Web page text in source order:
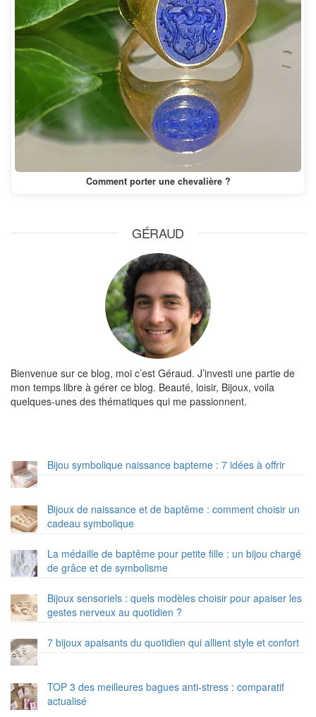
Comment porter une chevalière ?
GÉRAUD
Bienvenue sur ce blog, moi c’est Géraud. J’investi une partie de
mon temps libre à gérer ce blog. Beauté, loisir, Bijoux, voila
quelques-unes des thématiques qui me passionnent.
Bijou symbolique naissance bapteme : 7 idées à offrir
Bijoux de naissance et de baptême : comment choisir un
cadeau symbolique
La médaille de baptême pour petite fille : un bijou chargé
de grâce et de symbolisme
Bijoux sensoriels : quels modèles choisir pour apaiser les
gestes nerveux au quotidien ?
7 bijoux apaisants du quotidien qui allient style et confort
TOP 3 des meilleures bagues anti-stress : comparatif
actualisé